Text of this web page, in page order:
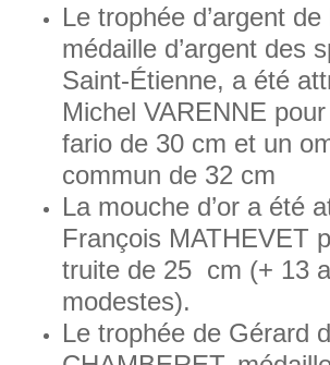
Le trophée d’argent de
médaille d’argent des
Saint-Étienne, a été
Michel VARENNE
fario de 30 cm et un
commun de 32 cm
La mouche d’or a été
François MATHEVET
truite de 25 cm (+ 13
modestes).
Le trophée de Gérard